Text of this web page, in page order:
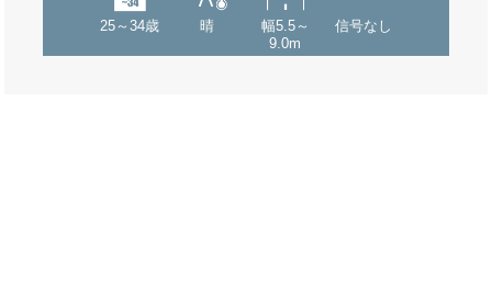
25～34歳 晴
幅5.5～
9.0m
信号なし